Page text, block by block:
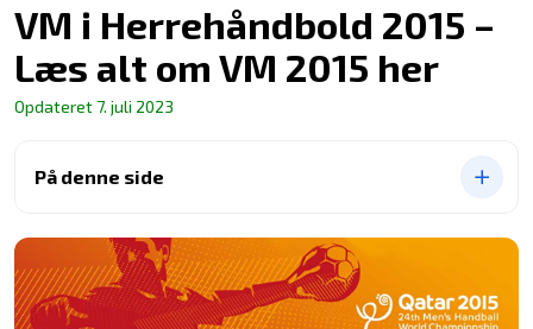
VM i Herrehåndbold 2015 –
Læs alt om VM 2015 her
Opdateret 7. juli 2023
På denne side